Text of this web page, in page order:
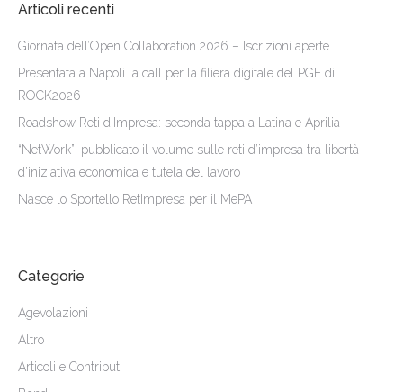
Articoli recenti
Giornata dell’Open Collaboration 2026 – Iscrizioni aperte
Presentata a Napoli la call per la filiera digitale del PGE di
ROCK2026
Roadshow Reti d’Impresa: seconda tappa a Latina e Aprilia
“NetWork”: pubblicato il volume sulle reti d’impresa tra libertà
d’iniziativa economica e tutela del lavoro
Nasce lo Sportello RetImpresa per il MePA
Categorie
Agevolazioni
Altro
Articoli e Contributi